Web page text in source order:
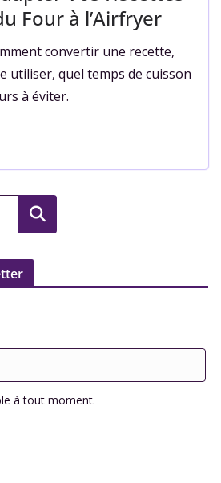
Four à l’Airfryer
convertir une recette,
utiliser, quel temps de cuisson
à éviter.
à tout moment.